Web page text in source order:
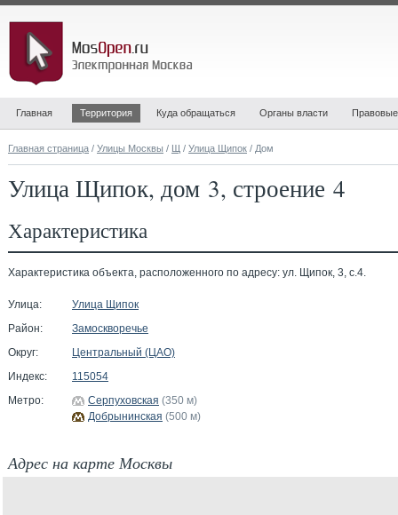
Главная Территория Куда обращаться Органы власти
Главная страница / Улицы Москвы / Щ / Улица Щипок / Дом
Улица Щипок, дом 3, строение 4
Характеристика
Характеристика объекта, расположенного по адресу: ул. Щипок, 3, с.4.
Улица:
Улица Щипок
Район:
Замоскворечье
Округ:
Центральный (ЦАО)
Индекс:
115054
Метро:
Серпуховская (350 м)
Добрынинская (500 м)
Адрес на карте Москвы